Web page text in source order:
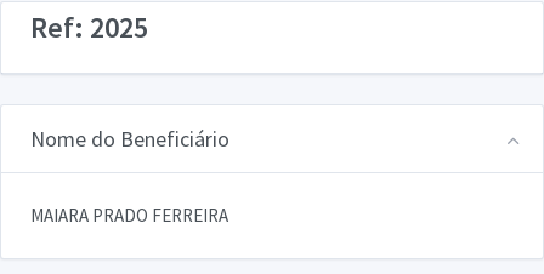
Ref: 2025
Nome do Beneficiário
MAIARA PRADO FERREIRA